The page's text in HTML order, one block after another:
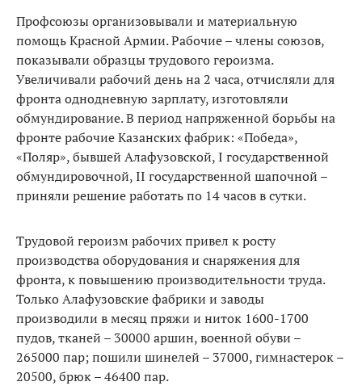
Профсоюзы организовывали и материальную
помощь Красной Армии. Рабочие – члены союзов,
показывали образцы трудового героизма.
Увеличивали рабочий день на 2 часа, отчисляли для
фронта однодневную зарплату, изготовляли
обмундирование. В период напряженной борьбы на
фронте рабочие Казанских фабрик: «Победа»,
«Поляр», бывшей Алафузовской, I государственной
обмундировочной, II государственной шапочной –
приняли решение работать по 14 часов в сутки.
Трудовой героизм рабочих привел к росту
производства оборудования и снаряжения для
фронта, к повышению производительности труда.
Только Алафузовские фабрики и заводы
производили в месяц пряжи и ниток 1600-1700
пудов, тканей – 30000 аршин, военной обуви –
265000 пар; пошили шинелей – 37000, гимнастерок –
20500, брюк – 46400 пар.